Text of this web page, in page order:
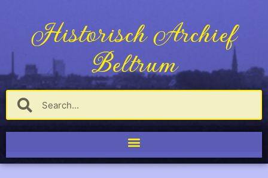
Historisch Archief
Beltrum